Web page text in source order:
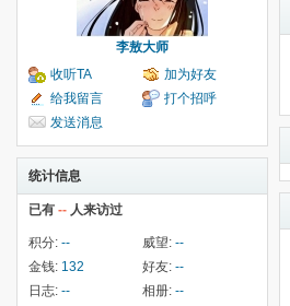
李敖大师
收听TA
加为好友
给我留言
打个招呼
发送消息
统计信息
已有 -- 人来访过
积分: -- 威望: --
金钱: 132 好友: --
日志: -- 相册: --